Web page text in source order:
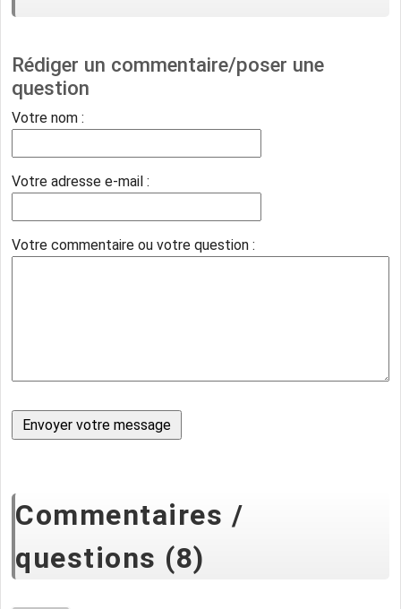
Rédiger un commentaire/poser une
question
Votre nom :
Votre adresse e-mail :
Votre commentaire ou votre question :
Commentaires /
questions (8)